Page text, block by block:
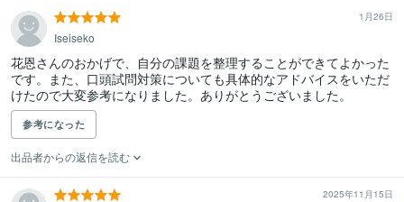
1月26日
Iseiseko
花恩さんのおかげで、自分の課題を整理することができてよかった
です。また、口頭試問対策についても具体的なアドバイスをいただ
けたので大変参考になりました。ありがとうございました。
参考になった
出品者からの返信を読む
2025年11月15日